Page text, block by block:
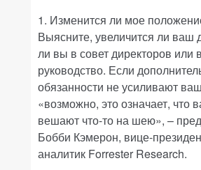
1. Изменится ли мое
Выясните, увеличится ли ваш
ли вы в совет директоров или
руководство. Если
обязанности не усиливают
«возможно, это означает, что
вешают что-то на шею», –
Бобби Кэмерон, вице-
аналитик Forrester Research.